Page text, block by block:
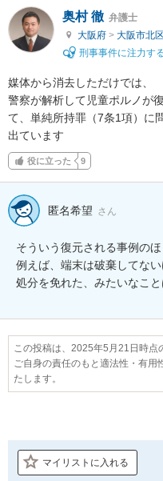
奥村 徹 弁護士
大阪府 > 大阪市北
刑事事件に注力す
媒体から消去しただけでは、
警察が解析して児童ポルノが
て、単純所持罪（7条1項）に
出ています
役に立った 9
匿名希望 さん
そういう復元される事例の
例えば、端末は破棄してな
処分を免れた、みたいなこ
この投稿は、2025年5月21日時点
ご自身の責任のもと適法性・有
たします。
マイリストに入れる